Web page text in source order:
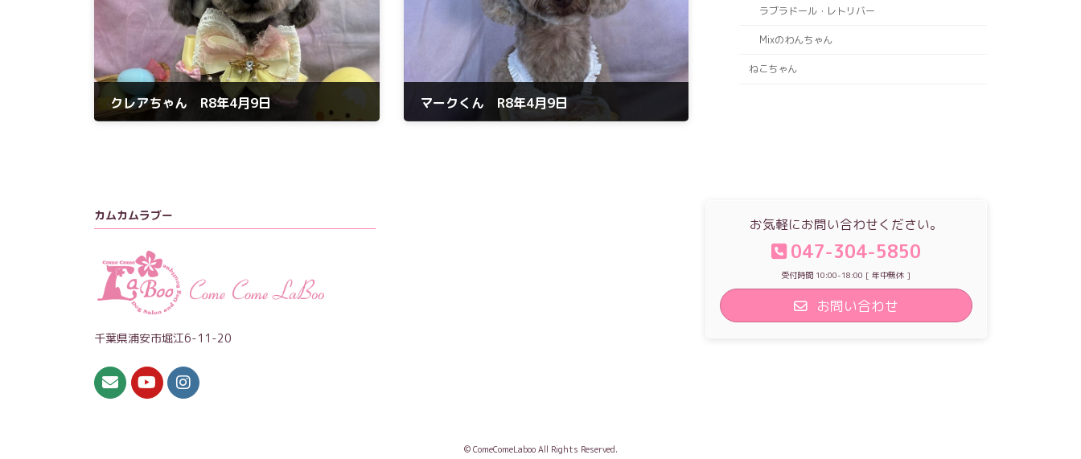
クレアちゃん R8年4月9日 マークくん R8年4月9日
ラブラドール・レトリバー
Mixのわんちゃん
ねこちゃん
カムカムラブー
千葉県浦安市堀江6-11-20
お気軽にお問い合わせください。
047-304-5850
受付時間 10:00-18:00 [ 年中無休 ]
お問い合わせ
© ComeComeLaboo All Rights Reserved.